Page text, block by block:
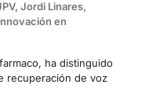
Jordi Linares,
en
ha distinguido
recuperación de voz